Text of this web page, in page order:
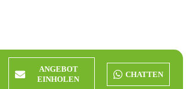
ANGEBOT
EINHOLEN
CHATTEN